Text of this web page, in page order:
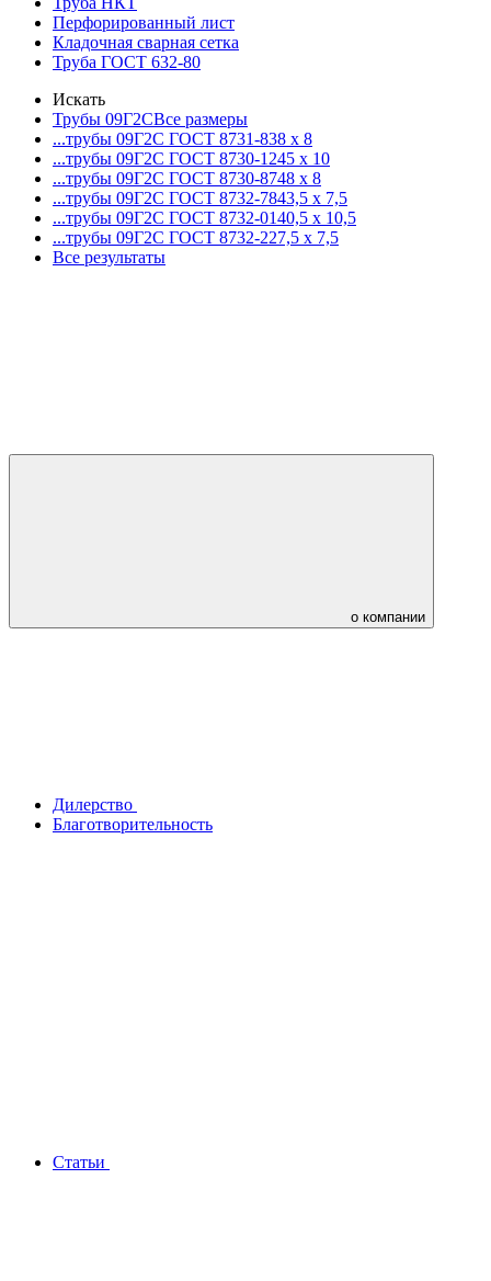
Перфорированный лист
Кладочная сварная сетка
Труба ГОСТ 632-80
Искать
Трубы 09Г2СВсе размеры
...трубы 09Г2С ГОСТ 8731-838 x 8
...трубы 09Г2С ГОСТ 8730-1245 x 10
...трубы 09Г2С ГОСТ 8730-8748 x 8
...трубы 09Г2С ГОСТ 8732-7843,5 x 7,5
...трубы 09Г2С ГОСТ 8732-0140,5 x 10,5
...трубы 09Г2С ГОСТ 8732-227,5 x 7,5
Все результаты
о компании
Дилерство
Благотворительность
Статьи